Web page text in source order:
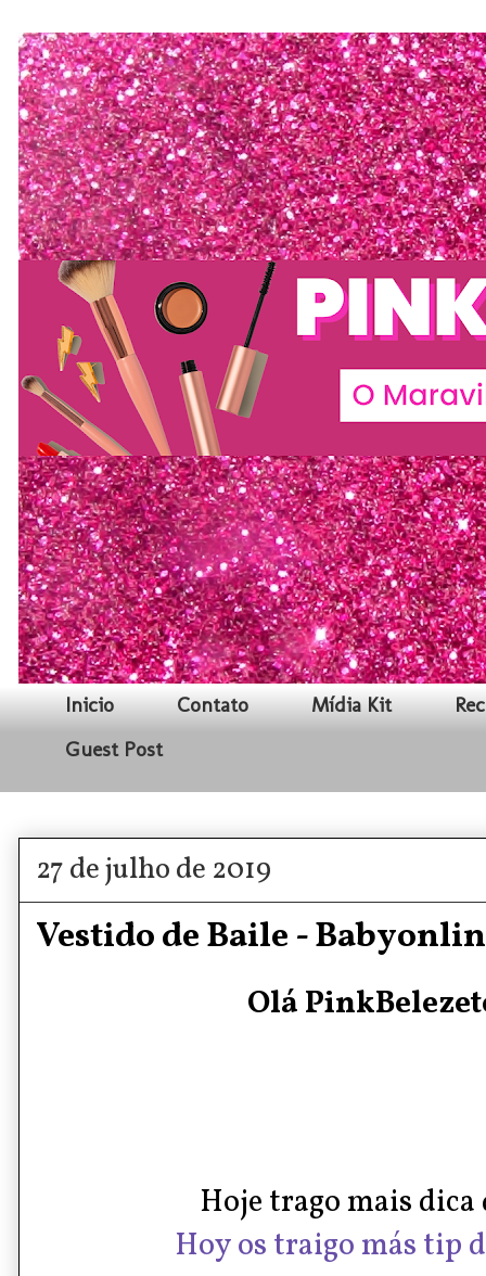
Inicio Contato Mídia Kit
Guest Post
27 de julho de 2019
Vestido de Baile -
Olá
Hoje trago mais dica
Hoy os traigo más tip